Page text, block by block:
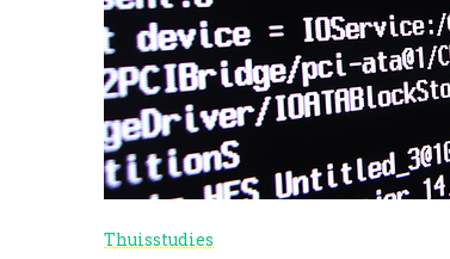
Thuisstudies